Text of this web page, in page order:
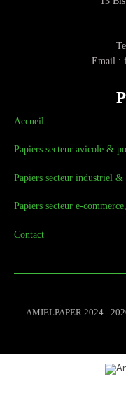
Email :
Accueil
Papiers secteur avicole &
Papiers secteur industriel
Papiers secteur e-
Contact
AMIELPAPER 2024 -